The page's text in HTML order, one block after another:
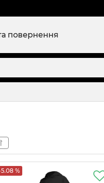
повернення
%